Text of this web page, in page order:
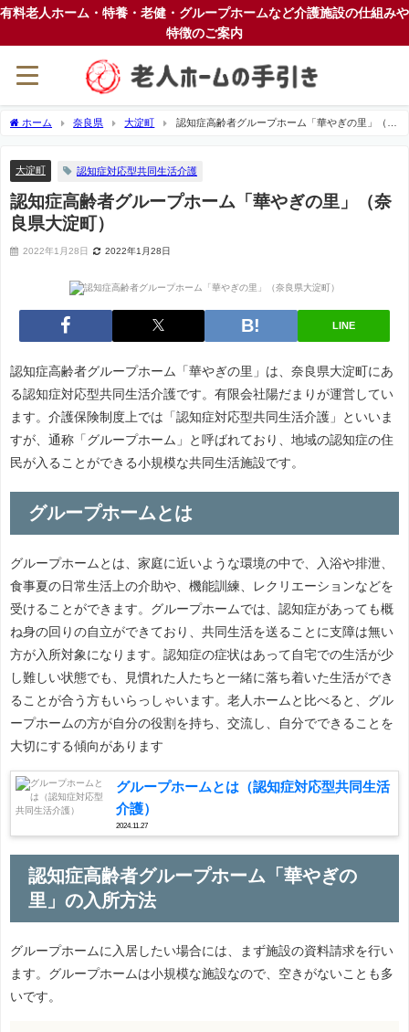
有料老人ホーム・特養・老健・グループホームなど介護施設の仕組みや
特徴のご案内
ホーム 奈良県 大淀町
認知症高齢者グループホーム「華やぎの里」（奈
大淀町 認知症対応型共同生活介護
認知症高齢者グループホーム「華やぎの里」（奈
良県大淀町）
2022年1月28日 2022年1月28日
LINE
認知症高齢者グループホーム「華やぎの里」は、奈良県大淀町にあ
る認知症対応型共同生活介護です。有限会社陽だまりが運営してい
ます。介護保険制度上では「認知症対応型共同生活介護」といいま
すが、通称「グループホーム」と呼ばれており、地域の認知症の住
民が入ることができる小規模な共同生活施設です。
グループホームとは
グループホームとは、家庭に近いような環境の中で、入浴や排泄、
食事夏の日常生活上の介助や、機能訓練、レクリエーションなどを
受けることができます。グループホームでは、認知症があっても概
ね身の回りの自立ができており、共同生活を送ることに支障は無い
方が入所対象になります。認知症の症状はあって自宅での生活が少
し難しい状態でも、見慣れた人たちと一緒に落ち着いた生活ができ
ることが合う方もいらっしゃいます。老人ホームと比べると、グル
ープホームの方が自分の役割を持ち、交流し、自分でできることを
大切にする傾向があります
グループホームとは（認知症対応型共同生活
介護）
2024.11.27
認知症高齢者グループホーム「華やぎの
里」の入所方法
グループホームに入居したい場合には、まず施設の資料請求を行い
ます。グループホームは小規模な施設なので、空きがないことも多
いです。